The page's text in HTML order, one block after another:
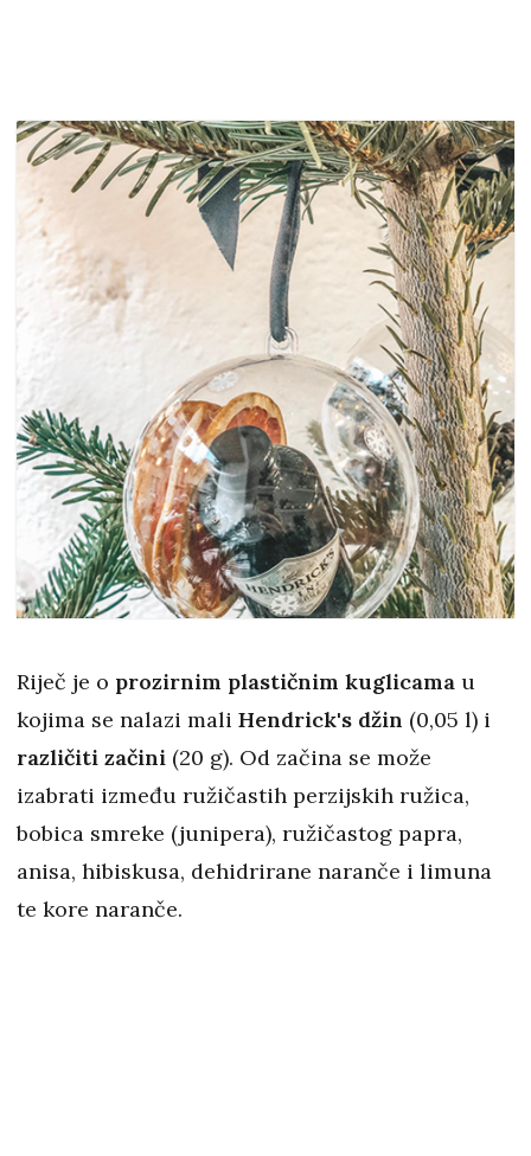
Riječ je o prozirnim plastičnim kuglicama u
kojima se nalazi mali Hendrick's džin (0,05 l) i
različiti začini (20 g). Od začina se može
izabrati između ružičastih perzijskih ružica,
bobica smreke (junipera), ružičastog papra,
anisa, hibiskusa, dehidrirane naranče i limuna
te kore naranče.